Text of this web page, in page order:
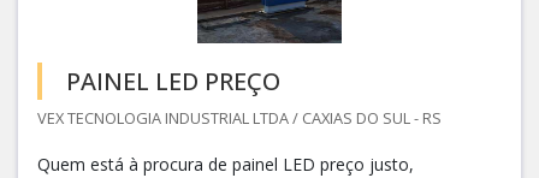
PAINEL LED PREÇO
VEX TECNOLOGIA INDUSTRIAL LTDA / CAXIAS DO SUL - RS
Quem está à procura de painel LED preço justo,